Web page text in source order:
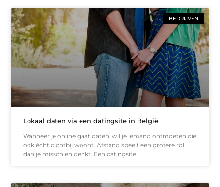
BEDRIJVEN
Lokaal daten via een datingsite in België
Wanneer je online gaat daten, wil je iemand ontmoeten die
ook écht dichtbij woont. Afstand speelt een grotere rol
dan je misschien denkt. Een datingsite